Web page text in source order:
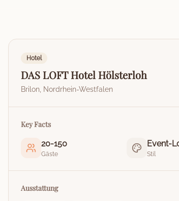
Hotel
DAS LOFT Hotel Hölsterloh
Brilon Nordrhein-Westfalen
Key Facts
20-150
Gäste
Event-
Stil
Ausstattung